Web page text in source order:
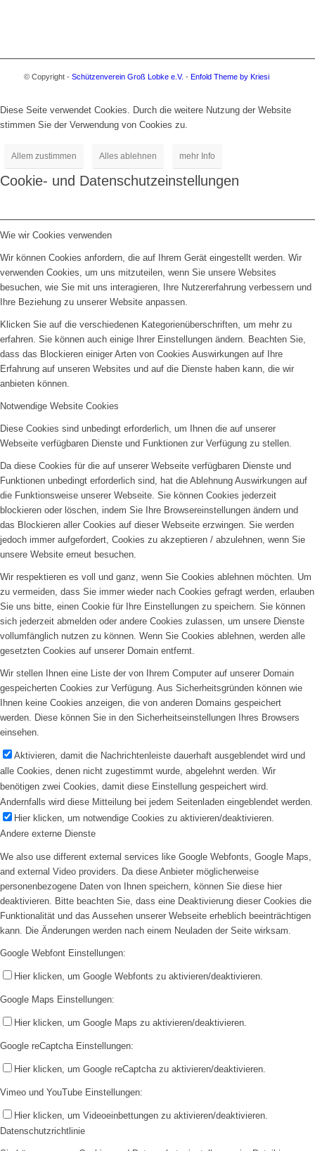
© Copyright - Schützenverein Groß Lobke e.V. - Enfold Theme by Kriesi
Diese Seite verwendet Cookies. Durch die weitere Nutzung der Website
stimmen Sie der Verwendung von Cookies zu.
Allem zustimmen Alles ablehnen mehr Info
Cookie- und Datenschutzeinstellungen
Wie wir Cookies verwenden
Wir können Cookies anfordern, die auf Ihrem Gerät eingestellt werden. Wir
verwenden Cookies, um uns mitzuteilen, wenn Sie unsere Websites
besuchen, wie Sie mit uns interagieren, Ihre Nutzererfahrung verbessern und
Ihre Beziehung zu unserer Website anpassen.
Klicken Sie auf die verschiedenen Kategorienüberschriften, um mehr zu
erfahren. Sie können auch einige Ihrer Einstellungen ändern. Beachten Sie,
dass das Blockieren einiger Arten von Cookies Auswirkungen auf Ihre
Erfahrung auf unseren Websites und auf die Dienste haben kann, die wir
anbieten können.
Notwendige Website Cookies
Diese Cookies sind unbedingt erforderlich, um Ihnen die auf unserer
Webseite verfügbaren Dienste und Funktionen zur Verfügung zu stellen.
Da diese Cookies für die auf unserer Webseite verfügbaren Dienste und
Funktionen unbedingt erforderlich sind, hat die Ablehnung Auswirkungen auf
die Funktionsweise unserer Webseite. Sie können Cookies jederzeit
blockieren oder löschen, indem Sie Ihre Browsereinstellungen ändern und
das Blockieren aller Cookies auf dieser Webseite erzwingen. Sie werden
jedoch immer aufgefordert, Cookies zu akzeptieren / abzulehnen, wenn Sie
unsere Website erneut besuchen.
Wir respektieren es voll und ganz, wenn Sie Cookies ablehnen möchten. Um
zu vermeiden, dass Sie immer wieder nach Cookies gefragt werden, erlauben
Sie uns bitte, einen Cookie für Ihre Einstellungen zu speichern. Sie können
sich jederzeit abmelden oder andere Cookies zulassen, um unsere Dienste
vollumfänglich nutzen zu können. Wenn Sie Cookies ablehnen, werden alle
gesetzten Cookies auf unserer Domain entfernt.
Wir stellen Ihnen eine Liste der von Ihrem Computer auf unserer Domain
gespeicherten Cookies zur Verfügung. Aus Sicherheitsgründen können wie
Ihnen keine Cookies anzeigen, die von anderen Domains gespeichert
werden. Diese können Sie in den Sicherheitseinstellungen Ihres Browsers
einsehen.
Aktivieren, damit die Nachrichtenleiste dauerhaft ausgeblendet wird und
alle Cookies, denen nicht zugestimmt wurde, abgelehnt werden. Wir
benötigen zwei Cookies, damit diese Einstellung gespeichert wird.
Andernfalls wird diese Mitteilung bei jedem Seitenladen eingeblendet werden.
Hier klicken, um notwendige Cookies zu aktivieren/deaktivieren.
Andere externe Dienste
We also use different external services like Google Webfonts, Google Maps,
and external Video providers. Da diese Anbieter möglicherweise
personenbezogene Daten von Ihnen speichern, können Sie diese hier
deaktivieren. Bitte beachten Sie, dass eine Deaktivierung dieser Cookies die
Funktionalität und das Aussehen unserer Webseite erheblich beeinträchtigen
kann. Die Änderungen werden nach einem Neuladen der Seite wirksam.
Google Webfont Einstellungen:
Hier klicken, um Google Webfonts zu aktivieren/deaktivieren.
Google Maps Einstellungen:
Hier klicken, um Google Maps zu aktivieren/deaktivieren.
Google reCaptcha Einstellungen:
Hier klicken, um Google reCaptcha zu aktivieren/deaktivieren.
Vimeo und YouTube Einstellungen:
Hier klicken, um Videoeinbettungen zu aktivieren/deaktivieren.
Datenschutzrichtlinie